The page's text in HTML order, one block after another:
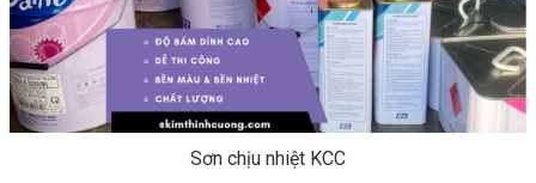
Sơn chịu nhiệt KCC